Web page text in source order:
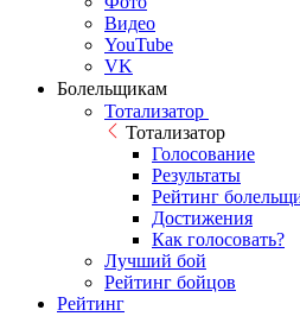
Видео
YouTube
VK
Болельщикам
Тотализатор
Тотализатор
Голосование
Результаты
Рейтинг
Достижения
Как голосовать?
Лучший бой
Рейтинг бойцов
Рейтинг